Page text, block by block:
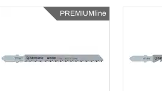
PREMIUMline